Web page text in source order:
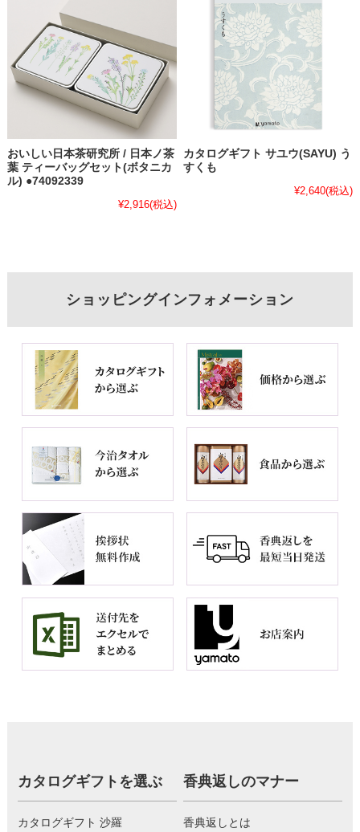
おいしい日本茶研究所 / 日本ノ茶
葉 ティーバッグセット(ボタニカ
ル) ●74092339
¥2,916(税込)
カタログギフト サユウ(SAYU) う
すくも
¥2,640(税込)
ショッピングインフォメーション
カタログギフトを選ぶ
カタログギフト 沙羅
香典返しのマナー
香典返しとは